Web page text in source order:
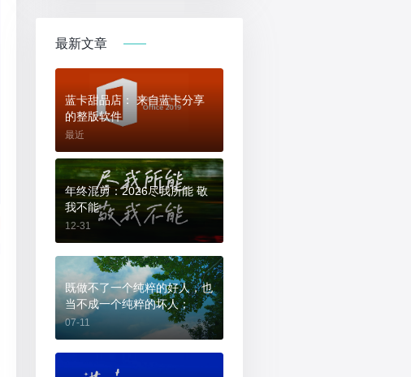
最新文章
蓝卡甜品店： 来自蓝卡分享
的整版软件
最近
年终混剪：2026尽我所能 敬
我不能
12-31
既做不了一个纯粹的好人，也
当不成一个纯粹的坏人；
07-11